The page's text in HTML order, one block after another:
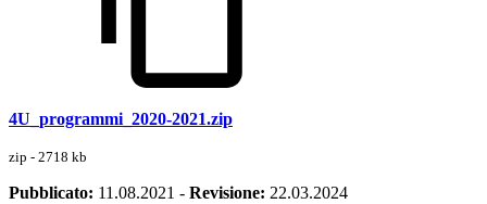
4U_programmi_2020-2021.zip
zip - 2718 kb
Pubblicato: 11.08.2021 - Revisione: 22.03.2024